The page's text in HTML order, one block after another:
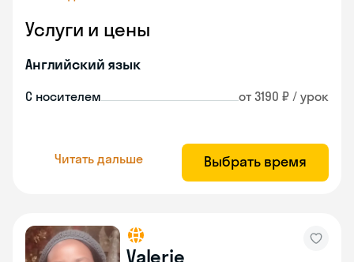
Услуги и цены
Английский язык
С носителем от 3190 ₽ / урок
Читать дальше Выбрать время
Valerie